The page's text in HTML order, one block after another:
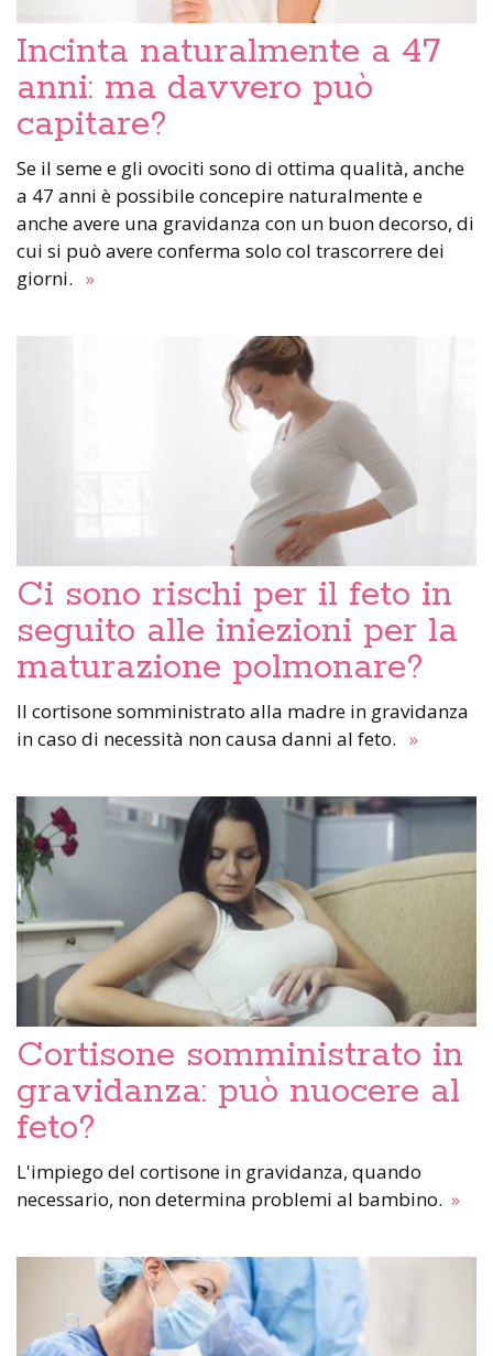
Incinta naturalmente a 47
anni: ma davvero può
capitare?
Se il seme e gli ovociti sono di ottima qualità, anche
a 47 anni è possibile concepire naturalmente e
anche avere una gravidanza con un buon decorso, di
cui si può avere conferma solo col trascorrere dei
giorni. »
Ci sono rischi per il feto in
seguito alle iniezioni per la
maturazione polmonare?
Il cortisone somministrato alla madre in gravidanza
in caso di necessità non causa danni al feto. »
Cortisone somministrato in
gravidanza: può nuocere al
feto?
L'impiego del cortisone in gravidanza, quando
necessario, non determina problemi al bambino. »